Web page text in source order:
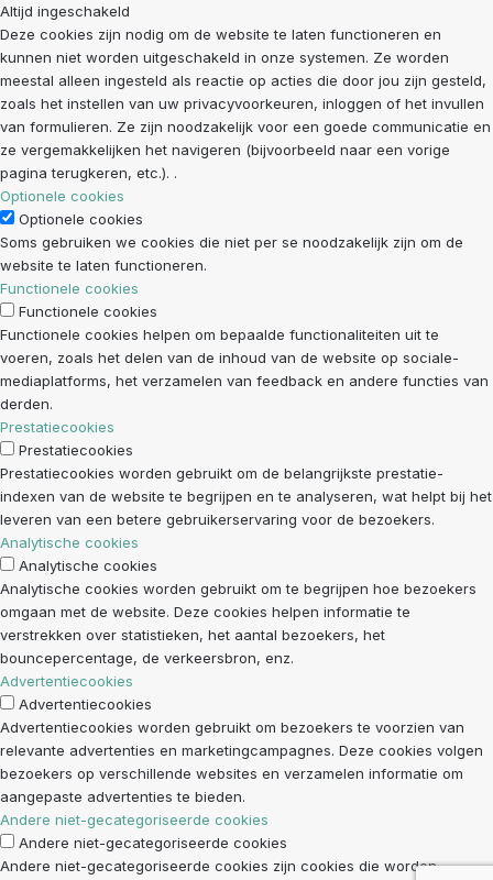
Altijd ingeschakeld
Deze cookies zijn nodig om de website te laten functioneren en
kunnen niet worden uitgeschakeld in onze systemen. Ze worden
meestal alleen ingesteld als reactie op acties die door jou zijn gesteld,
zoals het instellen van uw privacyvoorkeuren, inloggen of het invullen
van formulieren. Ze zijn noodzakelijk voor een goede communicatie en
ze vergemakkelijken het navigeren (bijvoorbeeld naar een vorige
pagina terugkeren, etc.). .
Optionele cookies
Optionele cookies
Soms gebruiken we cookies die niet per se noodzakelijk zijn om de
website te laten functioneren.
Functionele cookies
Functionele cookies
Functionele cookies helpen om bepaalde functionaliteiten uit te
voeren, zoals het delen van de inhoud van de website op sociale-
mediaplatforms, het verzamelen van feedback en andere functies van
derden.
Prestatiecookies
Prestatiecookies
Prestatiecookies worden gebruikt om de belangrijkste prestatie-
indexen van de website te begrijpen en te analyseren, wat helpt bij het
leveren van een betere gebruikerservaring voor de bezoekers.
Analytische cookies
Analytische cookies
Analytische cookies worden gebruikt om te begrijpen hoe bezoekers
omgaan met de website. Deze cookies helpen informatie te
verstrekken over statistieken, het aantal bezoekers, het
bouncepercentage, de verkeersbron, enz.
Advertentiecookies
Advertentiecookies
Advertentiecookies worden gebruikt om bezoekers te voorzien van
relevante advertenties en marketingcampagnes. Deze cookies volgen
bezoekers op verschillende websites en verzamelen informatie om
aangepaste advertenties te bieden.
Andere niet-gecategoriseerde cookies
Andere niet-gecategoriseerde cookies
Andere niet-gecategoriseerde cookies zijn cookies die worden